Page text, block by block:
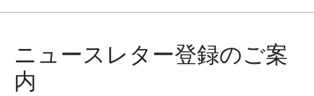
ニュースレター登録のご案
内